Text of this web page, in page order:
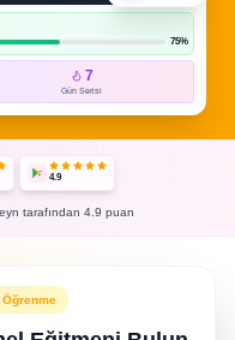
75%
7
Gün Serisi
4.9
tarafından 4.9 puan